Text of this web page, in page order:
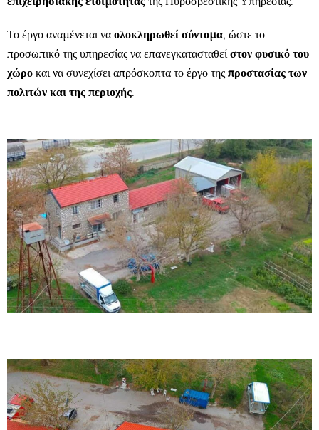
Το έργο αναμένεται να ολοκληρωθεί σύντομα, ώστε το
προσωπικό της υπηρεσίας να επανεγκατασταθεί στον φυσικό του
χώρο και να συνεχίσει απρόσκοπτα το έργο της προστασίας των
πολιτών και της περιοχής.